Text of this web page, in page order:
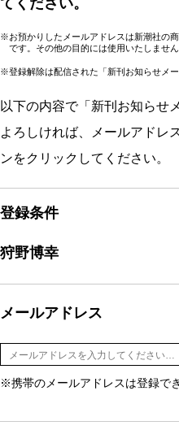
てください。
※お預かりしたメールアドレスは新潮社の
です。その他の目的には使用いたしません
※登録解除は配信された「新刊お知らせメ
以下の内容で「新刊お知らせ
よろしければ、メールアドレ
ンをクリックしてください。
登録条件
狩野博幸
メールアドレス
※携帯のメールアドレスは登録で